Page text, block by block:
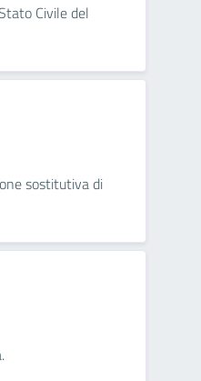
Civile del
sostitutiva di